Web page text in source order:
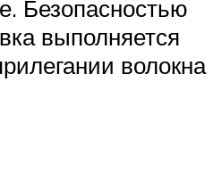
Безопасностью
выполняется
волокна